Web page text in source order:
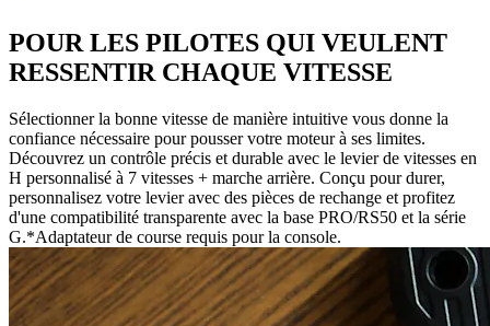
POUR LES PILOTES QUI VEULENT
RESSENTIR CHAQUE VITESSE
Sélectionner la bonne vitesse de manière intuitive vous donne la
confiance nécessaire pour pousser votre moteur à ses limites.
Découvrez un contrôle précis et durable avec le levier de vitesses en
H personnalisé à 7 vitesses + marche arrière. Conçu pour durer,
personnalisez votre levier avec des pièces de rechange et profitez
d'une compatibilité transparente avec la base PRO/RS50 et la série
G.*Adaptateur de course requis pour la console.